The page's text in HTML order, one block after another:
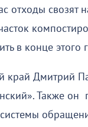
отходы свозят
в конце этого
край Дмитрий
Также он